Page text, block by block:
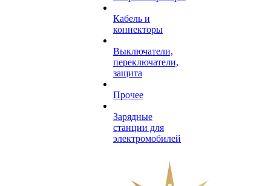
Кабель и
коннекторы
Выключатели,
переключатели,
защита
Прочее
Зарядные
станции для
электромобилей